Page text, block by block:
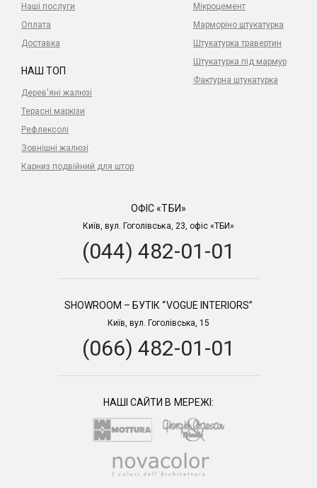
Наші послуги
Оплата
Доставка
Мікроцемент
Марморіно штукатурка
Штукатурка травертин
Штукатурка під мармур
Фактурна штукатурка
НАШ ТОП
Дерев'яні жалюзі
Терасні маркізи
Рефлексолі
Зовнішні жалюзі
Карниз подвійний для штор
ОФІС «ТБИ»
Київ, вул. Гоголівська, 23, офіс «ТБИ»
(044) 482-01-01
SHOWROOM – БУТІК “VOGUE INTERIORS”
Київ, вул. Гоголівська, 15
(066) 482-01-01
НАШІ САЙТИ В МЕРЕЖІ: